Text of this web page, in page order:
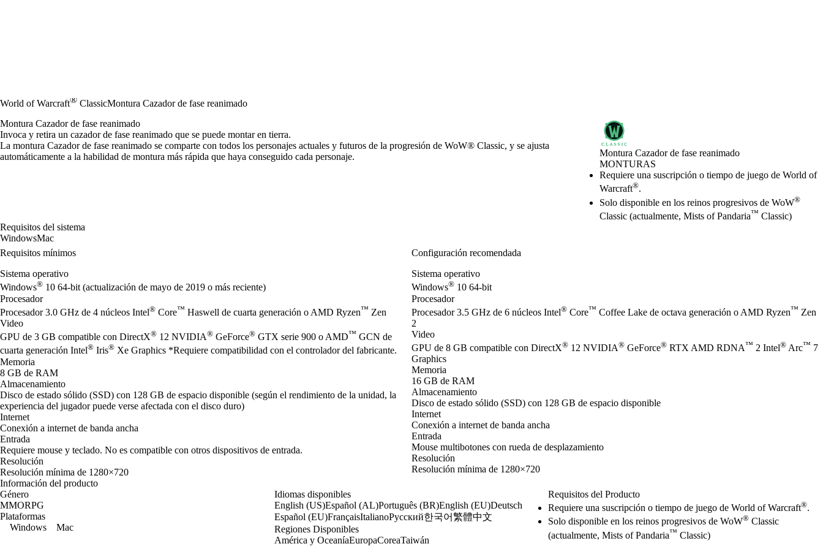
World of Warcraft® ClassicMontura Cazador de fase reanimado
Montura Cazador de fase reanimado
MONTURAS
Precio
Available actions
Requiere una suscripción o tiempo de juego de World of
Warcraft®.
Solo disponible en los reinos progresivos de WoW®
Classic (actualmente, Mists of Pandaria™ Classic)
Montura Cazador de fase reanimado
Invoca y retira un cazador de fase reanimado que se puede montar en tierra.
La montura Cazador de fase reanimado se comparte con todos los personajes actuales y futuros de la progresión de WoW® Classic, y se ajusta
automáticamente a la habilidad de montura más rápida que haya conseguido cada personaje.
Requisitos del sistema
WindowsMac
Requisitos mínimos
Sistema operativo
Windows® 10 64-bit (actualización de mayo de 2019 o más reciente)
Procesador
Procesador 3.0 GHz de 4 núcleos Intel® Core™ Haswell de cuarta generación o AMD Ryzen™ Zen
Video
GPU de 3 GB compatible con DirectX® 12 NVIDIA® GeForce® GTX serie 900 o AMD™ GCN de
cuarta generación Intel® Iris® Xe Graphics *Requiere compatibilidad con el controlador del fabricante.
Memoria
8 GB de RAM
Almacenamiento
Disco de estado sólido (SSD) con 128 GB de espacio disponible (según el rendimiento de la unidad, la
experiencia del jugador puede verse afectada con el disco duro)
Internet
Conexión a internet de banda ancha
Entrada
Requiere mouse y teclado. No es compatible con otros dispositivos de entrada.
Resolución
Resolución mínima de 1280×720
Configuración recomendada
Sistema operativo
Windows® 10 64-bit
Procesador
Procesador 3.5 GHz de 6 núcleos Intel® Core™ Coffee Lake de octava generación o AMD Ryzen™ Zen
2
Video
GPU de 8 GB compatible con DirectX® 12 NVIDIA® GeForce® RTX AMD RDNA™ 2 Intel® Arc™ 7
Graphics
Memoria
16 GB de RAM
Almacenamiento
Disco de estado sólido (SSD) con 128 GB de espacio disponible
Internet
Conexión a internet de banda ancha
Entrada
Mouse multibotones con rueda de desplazamiento
Resolución
Resolución mínima de 1280×720
Información del producto
Género
MMORPG
Plataformas
Windows
Mac
Idiomas disponibles
English (US)Español (AL)Português (BR)English (EU)Deutsch
Español (EU)FrançaisItalianoРусский한국어繁體中文
Regiones Disponibles
América y OceaníaEuropaCoreaTaiwán
Requisitos del Producto
Requiere una suscripción o tiempo de juego de World of Warcraft®.
Solo disponible en los reinos progresivos de WoW® Classic
(actualmente, Mists of Pandaria™ Classic)